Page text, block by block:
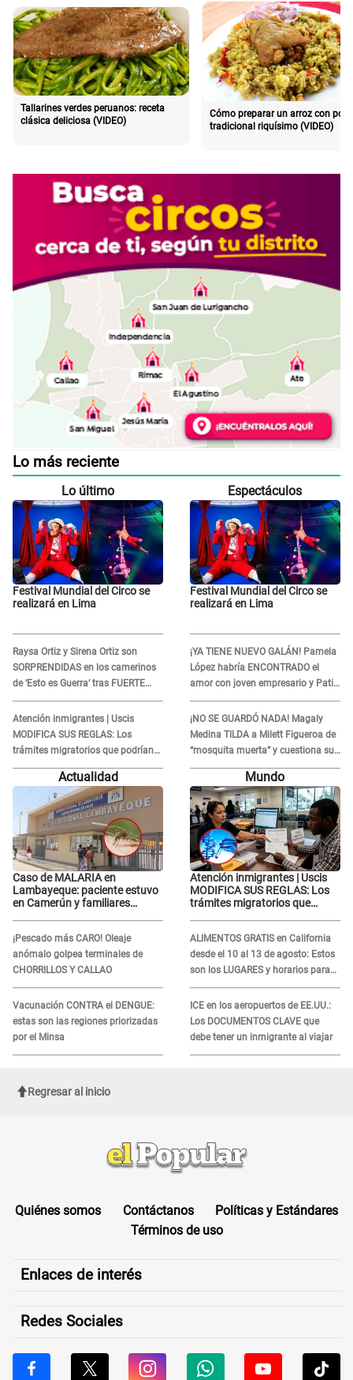
Tallarines verdes peruanos: receta
clásica deliciosa (VIDEO)
Cómo preparar un arroz con pollo
tradicional riquísimo (VIDEO)
Lo más reciente
Lo último
Festival Mundial del Circo se
realizará en Lima
Raysa Ortiz y Sirena Ortiz son
SORPRENDIDAS en los camerinos
de ‘Esto es Guerra’ tras FUERTE
ENFRENTAMIENTO con Gabriel
Moisés: “Gracias”
Atención inmigrantes | Uscis
MODIFICA SUS REGLAS: Los
trámites migratorios que podrían
necesitar tu prueba de ADN
Espectáculos
Festival Mundial del Circo se
realizará en Lima
¡YA TIENE NUEVO GALÁN! Pamela
López habría ENCONTRADO el
amor con joven empresario y Pati
Lorena la ECHA en VIVO
¡NO SE GUARDÓ NADA! Magaly
Medina TILDA a Milett Figueroa de
“mosquita muerta” y cuestiona su
RECONCILIACIÓN con Marcelo
Tinelli en TV argentina
Actualidad
Caso de MALARIA en
Lambayeque: paciente estuvo
en Camerún y familiares
¡Pescado más CARO! Oleaje
anómalo golpea terminales de
CHORRILLOS Y CALLAO
Vacunación CONTRA el DENGUE:
estas son las regiones priorizadas
por el Minsa
Mundo
Atención inmigrantes | Uscis
MODIFICA SUS REGLAS: Los
trámites migratorios que
ALIMENTOS GRATIS en California
desde el 10 al 13 de agosto: Estos
son los LUGARES y horarios para
recibir la ayuda
ICE en los aeropuertos de EE.UU.:
Los DOCUMENTOS CLAVE que
debe tener un inmigrante al viajar
Regresar al inicio
Quiénes somos Contáctanos
Políticas y Estándares
Términos de uso
Enlaces de interés
Redes Sociales